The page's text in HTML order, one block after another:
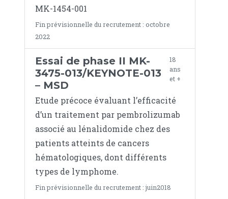
MK-1454-001
Fin prévisionnelle du recrutement : octobre
2022
Essai de phase II MK-
3475-013/KEYNOTE-013
– MSD
18
ans
et +
Etude précoce évaluant l’efficacité
d’un traitement par pembrolizumab
associé au lénalidomide chez des
patients atteints de cancers
hématologiques, dont différents
types de lymphome.
Fin prévisionnelle du recrutement : juin2018